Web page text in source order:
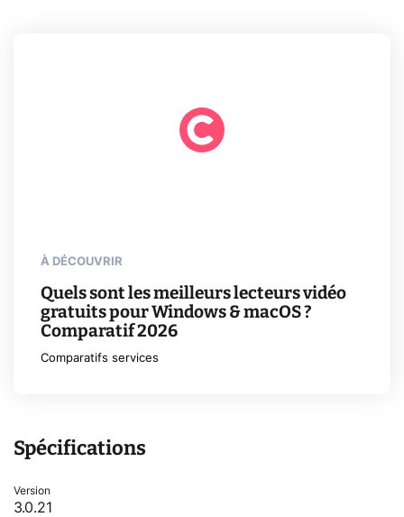
À DÉCOUVRIR
Quels sont les meilleurs lecteurs vidéo
gratuits pour Windows & macOS ?
Comparatif 2026
Comparatifs services
Spécifications
Version
3.0.21